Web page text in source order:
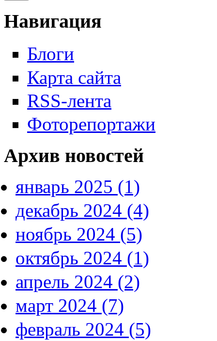
Навигация
Блоги
Карта сайта
RSS-лента
Фоторепортажи
Архив новостей
январь 2025 (1)
декабрь 2024 (4)
ноябрь 2024 (5)
октябрь 2024 (1)
апрель 2024 (2)
март 2024 (7)
февраль 2024 (5)